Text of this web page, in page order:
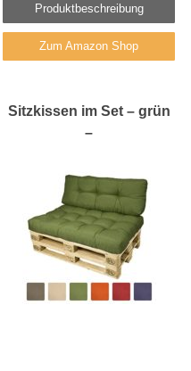
Produktbeschreibung
Zum Amazon Shop
Sitzkissen im Set – grün
–